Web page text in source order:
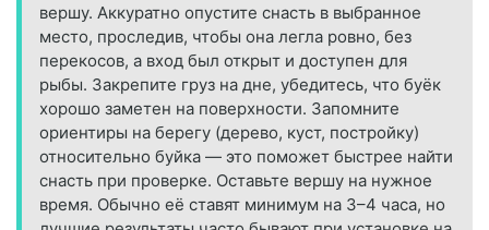
вершу. Аккуратно опустите снасть в выбранное
место, проследив, чтобы она легла ровно, без
перекосов, а вход был открыт и доступен для
рыбы. Закрепите груз на дне, убедитесь, что буёк
хорошо заметен на поверхности. Запомните
ориентиры на берегу (дерево, куст, постройку)
относительно буйка — это поможет быстрее найти
снасть при проверке. Оставьте вершу на нужное
время. Обычно её ставят минимум на 3–4 часа, но